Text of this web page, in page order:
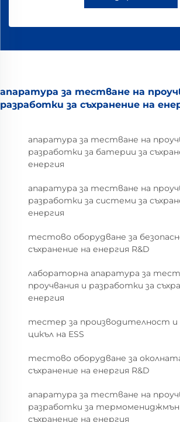
апаратура за тестване на
разработки за съхранение на
апаратура за тестване на
разработки за батерии за
енергия
апаратура за тестване на
разработки за системи за
енергия
тестово оборудване за
съхранение на енергия R&D
лабораторна апаратура за
проучвания и разработки за
енергия
тестер за производителност и
цикъл на ESS
тестово оборудване за
съхранение на енергия R&D
апаратура за тестване на
разработки за
съхранение на енергия